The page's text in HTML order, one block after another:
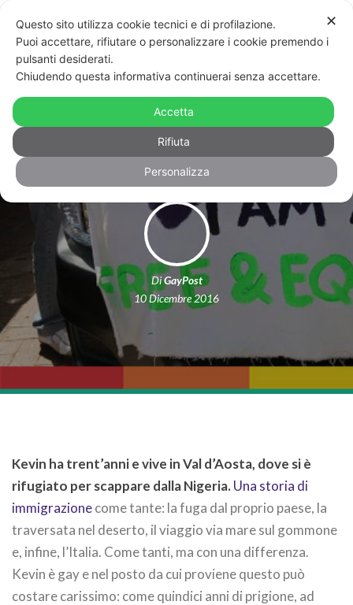
La storia a lieto fine di Kevin,
rifugiato politico perché gay
DiGayPost
10 Dicembre 2016
Kevin ha trent’anni e vive in Val d’Aosta, dove si è
rifugiato per scappare dalla Nigeria.Una storia di
immigrazionecome tante: la fuga dal proprio paese, la
traversata nel deserto, il viaggio via mare sul gommone
e, infine, l’Italia. Come tanti, ma con una differenza.
Kevin è gay e nel posto da cui proviene questo può
costare carissimo: come quindici anni di prigione, ad
✕
Questo sito utilizza cookie tecnici e di profilazione.
Puoi accettare, rifiutare o personalizzare i cookie premendo i
pulsanti desiderati.
Chiudendo questa informativa continuerai senza accettare.
Accetta
Rifiuta
Personalizza